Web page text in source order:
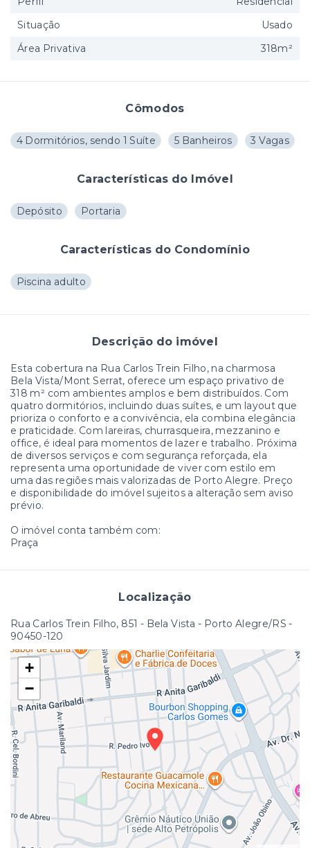
Cômodos
4 Dormitórios, sendo 1 Suíte 5 Banheiros 3 Vagas
Características do Imóvel
Depósito Portaria
Características do Condomínio
Piscina adulto
Descrição do imóvel
Esta cobertura na Rua Carlos Trein Filho, na charmosa
Bela Vista/Mont Serrat, oferece um espaço privativo de
318 m² com ambientes amplos e bem distribuídos. Com
quatro dormitórios, incluindo duas suítes, e um layout que
prioriza o conforto e a convivência, ela combina elegância
e praticidade. Com lareiras, churrasqueira, mezzanino e
office, é ideal para momentos de lazer e trabalho. Próxima
de diversos serviços e com segurança reforçada, ela
representa uma oportunidade de viver com estilo em
uma das regiões mais valorizadas de Porto Alegre. Preço
e disponibilidade do imóvel sujeitos a alteração sem aviso
prévio.
O imóvel conta também com:
Praça
Localização
Rua Carlos Trein Filho, 851 - Bela Vista - Porto Alegre/RS -
90450-120
+
−
Situação
Usado
Área Privativa
318m²